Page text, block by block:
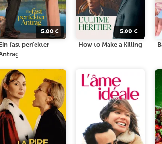
5.99€
Ein fast perfekter
5.99 €
How to Make a Killing